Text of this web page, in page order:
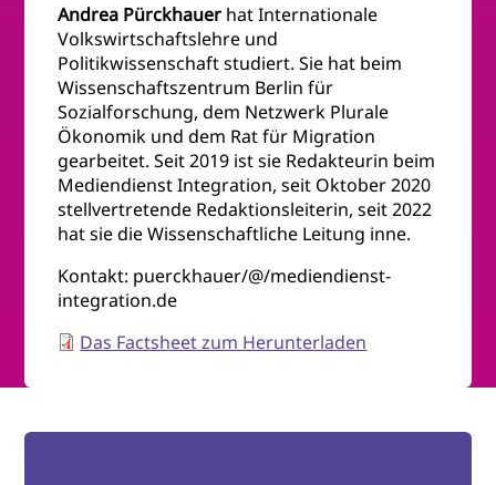
Andrea Pürckhauer hat Internationale
Volkswirtschaftslehre und
Politikwissenschaft studiert. Sie hat beim
Wissenschaftszentrum Berlin für
Sozialforschung, dem Netzwerk Plurale
Ökonomik und dem Rat für Migration
gearbeitet. Seit 2019 ist sie Redakteurin beim
Mediendienst Integration, seit Oktober 2020
stellvertretende Redaktionsleiterin, seit 2022
hat sie die Wissenschaftliche Leitung inne.
Kontakt: puerckhauer/@/mediendienst-
integration.de
Das Factsheet zum Herunterladen